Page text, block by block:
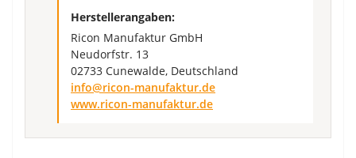
Herstellerangaben:
Ricon Manufaktur GmbH
Neudorfstr. 13
02733 Cunewalde, Deutschland
info@ricon-manufaktur.de
www.ricon-manufaktur.de